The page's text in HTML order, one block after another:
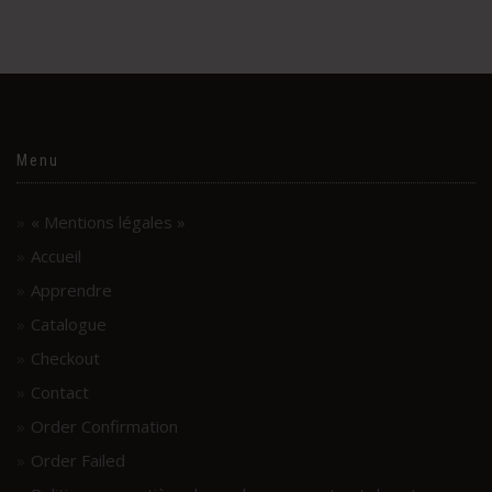
Menu
« Mentions légales »
Accueil
Apprendre
Catalogue
Checkout
Contact
Order Confirmation
Order Failed